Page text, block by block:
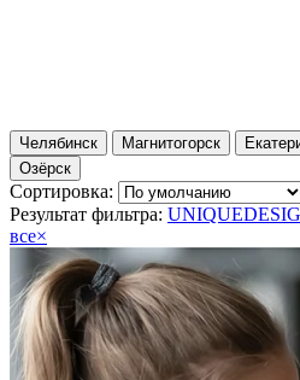
Челябинск Магнитогорск
Озёрск
Сортировка:
Результат фильтра:
все×